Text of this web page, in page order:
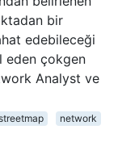
bir
edebileceği
eden çokgen
Analyst ve
network